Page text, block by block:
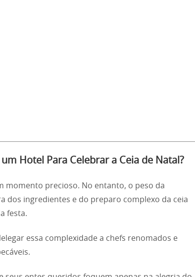
Hotel Para Celebrar a Ceia de Natal?
momento precioso. No entanto, o peso da
dos ingredientes e do preparo complexo da ceia
festa.
essa complexidade a chefs renomados e